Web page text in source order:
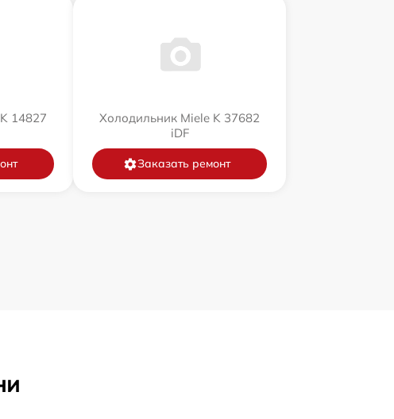
14827
Холодильник Miele K 37682
iDF
Заказать ремонт